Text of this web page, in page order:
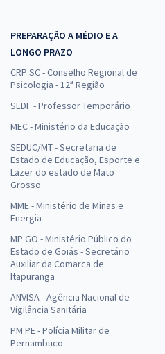
PREPARAÇÃO A MÉDIO E A
LONGO PRAZO
CRP SC - Conselho Regional de
Psicologia - 12ª Região
SEDF - Professor Temporário
MEC - Ministério da Educação
SEDUC/MT - Secretaria de
Estado de Educação, Esporte e
Lazer do estado de Mato
Grosso
MME - Ministério de Minas e
Energia
MP GO - Ministério Público do
Estado de Goiás - Secretário
Auxiliar da Comarca de
Itapuranga
ANVISA - Agência Nacional de
Vigilância Sanitária
PM PE - Polícia Militar de
Pernambuco